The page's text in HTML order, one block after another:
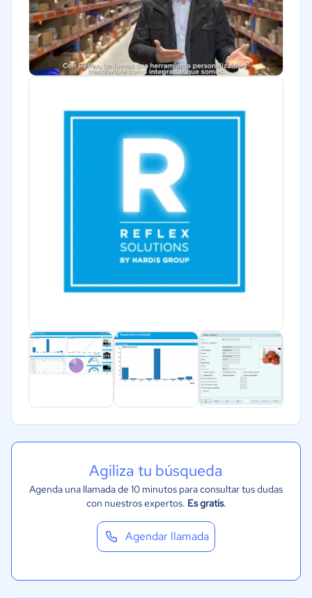
Agiliza tu búsqueda
Agenda una llamada de 10 minutos para consultar tus dudas
con nuestros expertos. Es gratis.
Agendar llamada